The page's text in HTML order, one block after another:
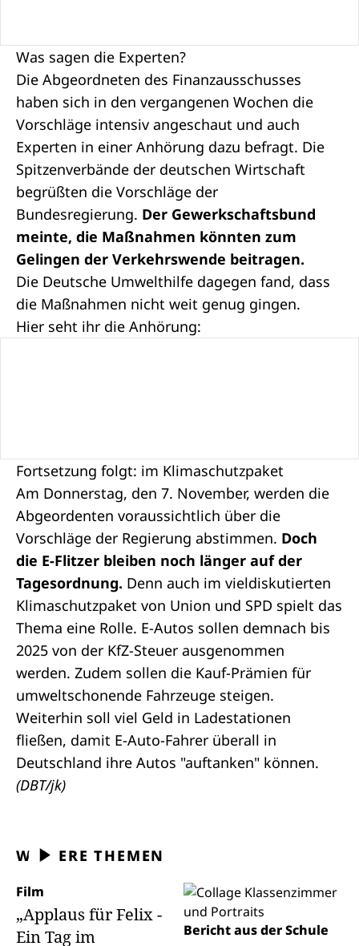
Was sagen die Experten?
Die Abgeordneten des Finanzausschusses
haben sich in den vergangenen Wochen die
Vorschläge intensiv angeschaut und auch
Experten in einer Anhörung dazu befragt. Die
Spitzenverbände der deutschen Wirtschaft
begrüßten die Vorschläge der
Bundesregierung. Der Gewerkschaftsbund
meinte, die Maßnahmen könnten zum
Gelingen der Verkehrswende beitragen.
Die Deutsche Umwelthilfe dagegen fand, dass
die Maßnahmen nicht weit genug gingen.
Hier seht ihr die Anhörung:
Fortsetzung folgt: im Klimaschutzpaket
Am Donnerstag, den 7. November, werden die
Abgeordenten voraussichtlich über die
Vorschläge der Regierung abstimmen. Doch
die E-Flitzer bleiben noch länger auf der
Tagesordnung. Denn auch im vieldiskutierten
Klimaschutzpaket von Union und SPD spielt das
Thema eine Rolle. E-Autos sollen demnach bis
2025 von der KfZ-Steuer ausgenommen
werden. Zudem sollen die Kauf-Prämien für
umweltschonende Fahrzeuge steigen.
Weiterhin soll viel Geld in Ladestationen
fließen, damit E-Auto-Fahrer überall in
Deutschland ihre Autos "auftanken" können.
(DBT/jk)
WEITERE THEMEN
Film
„Applaus für Felix -
Ein Tag im
Bericht aus der Schule